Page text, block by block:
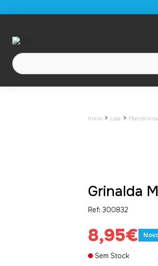
Início > Loja >
Grinalda
Ref: 300832
8,95€
Sem Stock